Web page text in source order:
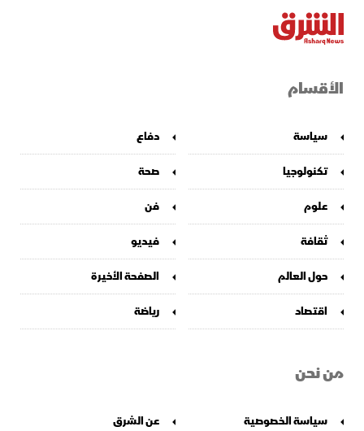
الأقسام
سياسة
دفاع
تكنولوجيا
صحة
علوم
فن
ثقافة
فيديو
حول العالم
الصفحة الأخيرة
اقتصاد
رياضة
من نحن
سياسة الخصوصية
عن الشرق